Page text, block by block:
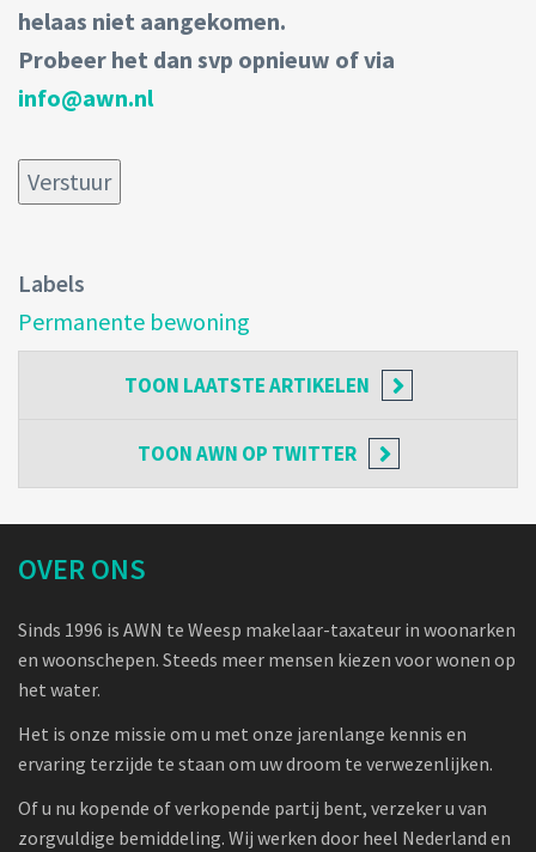
helaas niet aangekomen.
Probeer het dan svp opnieuw of via
info@awn.nl
Labels
Permanente bewoning
TOON LAATSTE ARTIKELEN
TOONAWN OP TWITTER
OVER ONS
Sinds 1996 is AWN te Weesp makelaar-taxateur in woonarken
en woonschepen. Steeds meer mensen kiezen voor wonen op
het water.
Het is onze missie om u met onze jarenlange kennis en
ervaring terzijde te staan om uw droom te verwezenlijken.
Of u nu kopende of verkopende partij bent, verzeker u van
zorgvuldige bemiddeling. Wij werken door heel Nederland en